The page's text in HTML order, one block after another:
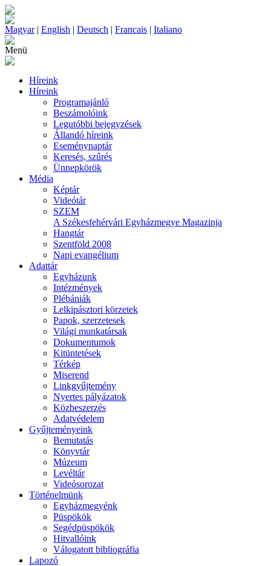
Magyar| English | Deutsch | Francais | Italiano
Menü
Híreink
Híreink
Programajánló
Beszámolóink
Legutóbbi bejegyzések
Állandó híreink
Eseménynaptár
Keresés, szűrés
Ünnepkörök
Média
Képtár
Videótár
SZEM
A Székesfehérvári Egyházmegye Magazinja
Hangtár
Szentföld 2008
Napi evangélium
Adattár
Egyházunk
Intézmények
Plébániák
Lelkipásztori körzetek
Papok, szerzetesek
Világi munkatársak
Dokumentumok
Kitüntetések
Térkép
Miserend
Linkgyűjtemény
Nyertes pályázatok
Közbeszerzés
Adatvédelem
Gyűjteményeink
Bemutatás
Könyvtár
Múzeum
Levéltár
Videósorozat
Történelmünk
Egyházmegyénk
Püspökök
Segédpüspökök
Hitvallóink
Válogatott bibliográfia
Lapozó